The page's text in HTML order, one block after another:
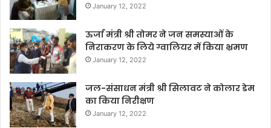
January 12, 2022
ऊर्जा मंत्री श्री तोमर ने जन समस्याओं के
निराकरण के लिये ग्वालियर में किया भ्रमण
January 12, 2022
जल-संसाधन मंत्री श्री सिलावट ने कोलार डेम
का किया निरीक्षण
January 12, 2022